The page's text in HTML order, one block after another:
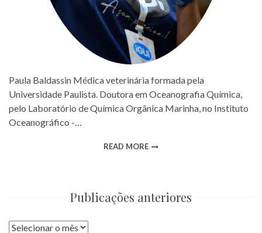
Paula Baldassin Médica veterinária formada pela
Universidade Paulista. Doutora em Oceanografia Química,
pelo Laboratório de Química Orgânica Marinha, no Instituto
Oceanográfico -…
READ MORE
Publicações anteriores
Publicações